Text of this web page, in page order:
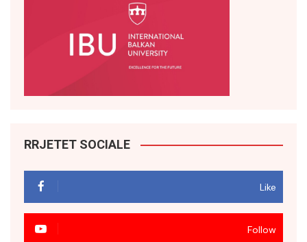
RRJETET SOCIALE
Like
Follow